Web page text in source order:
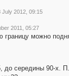
July 2012, 09:15
2011, 05:27
границу можно
до середины 90-х.